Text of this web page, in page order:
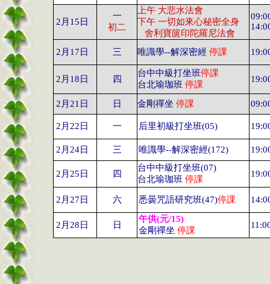
2 月 15 日
一
初二
上午 大悲水法會
下午 一切如來心秘密全身
舍利寶篋印陀羅尼法會
2 月 17 日 三 唯識學--解深密經 停課
2 月 18 日 四
台中中級打坐班停課
台北瑜珈班 停課
2 月 21 日 日 金剛禪坐 停課
2 月 22 日 一 后里初級打坐班(05)
2 月 24日 三 唯識學--解深密經(172)
2 月 25 日 四
台中中級打坐班(07)
台北瑜珈班 停課
2 月 27 日 六 悉曇咒語研究班(47)停課
2 月 28 日 日
午供(元/15)
金剛禪坐 停課